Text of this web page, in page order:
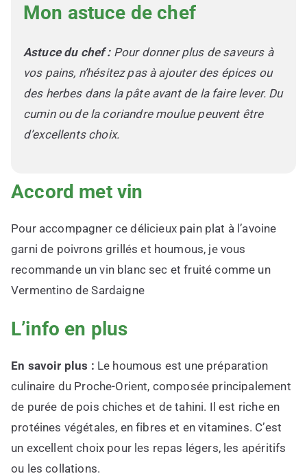
Mon astuce de chef
Astuce du chef :Pour donner plus de saveurs à
vos pains, n’hésitez pas à ajouter des épices ou
des herbes dans la pâte avant de la faire lever. Du
cumin ou de la coriandre moulue peuvent être
d’excellents choix.
Accord met vin
Pour accompagner ce délicieux pain plat à l’avoine
garni de poivrons grillés et houmous, je vous
recommande un vin blanc sec et fruité comme un
Vermentino de Sardaigne
L’info en plus
En savoir plus : Le houmous est une préparation
culinaire du Proche-Orient, composée principalement
de purée de pois chiches et de tahini. Il est riche en
protéines végétales, en fibres et en vitamines. C’est
un excellent choix pour les repas légers, les apéritifs
ou les collations.